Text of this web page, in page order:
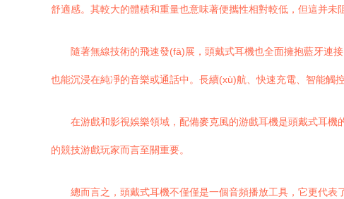
舒適感。其較大的體積和重量也意味著便攜性相對較低，但這并未
隨著無線技術的飛速發(fā)展，頭戴式耳機也全面擁抱藍牙連
也能沉浸在純凈的音樂或通話中。長續(xù)航、快速充電、智能觸
在游戲和影視娛樂領域，配備麥克風的游戲耳機是頭戴式耳
的競技游戲玩家而言至關重要。
總而言之，頭戴式耳機不僅僅是一個音頻播放工具，它更代